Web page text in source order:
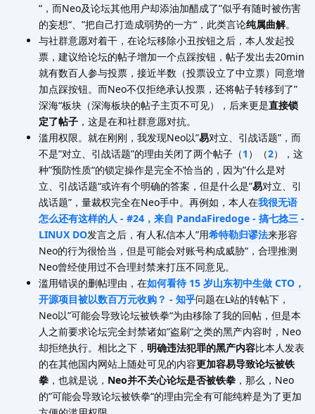
“，而Neo及论坛其他用户却添油加醋成了”似乎有随时被伤害
的妄想“、”把自己打造成弱势的一方“，此类言论纯属曲解。
与社群意愿对着干，在论坛移除小丑按钮之后，本人发起投
票，建议给论坛的帖子增加一个点踩按钮，帖子发出去20min
就有数百人参与投票，接近半数（投票设立了中立票）同意增
加点踩按钮。而Neo不仅拒绝承认投票，还将帖子转移到了”
深海“板块（深海板块的帖子主页不可见），后来更是直接锁
定了帖子 ，这是在和社群意愿对抗。
滥用权限。就在刚刚，我发现Neo以”易对立、引战话题”，而
不是”对立、引战话题”的理由关闭了两个帖子（1 ）（2），这
种”预防性质“的锁定操作是完全不恰当的，因为”什么是对
立、引战话题“或许有个明确的答案，但是什么是”易对立、引
战话题”，量裁权完全在Neo手中。再例如，本人在我很无语
怎么还有这样的人 - #24，来自 PandaFiredoge - 搞七捻三 -
LINUX DO发言之后，有人私信本人”用希特勒归谬法来形容
Neo的行为很恰当，但是可能会对账号构成威胁“，合理推测
Neo曾经使用过不合理封禁来打压不同意见。
滥用错误的删帖理由，在如何看待 15 岁山东初中生做 CTO，
开源项目被以数百万元收购？ - 知乎问题在L站的转帖下，
Neo以”可能会导致论坛被铁拳“为由移除了我的回帖，但是本
人之前要求论坛完全封禁诸如”盗刷“之类的黑产内容时，Neo
却拒绝执行。相比之下， 明确违法犯罪的黑产内容比本人发表
的在其他国内网站上随处可见的内容更加容易导致论坛被铁
拳 ，也就是说， Neo并不关心论坛是否被铁拳 ，那么，Neo
的”可能会导致论坛被铁拳“的理由完全有可能纯粹是为了更加